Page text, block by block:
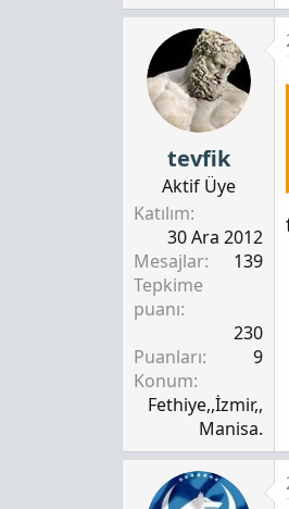
tevfik
Aktif Üye
Katılım
30 Ara 2012
Mesajlar
139
Tepkime
puanı
230
Puanları
9
Konum
Fethiye,,İzmir,,
Manisa.